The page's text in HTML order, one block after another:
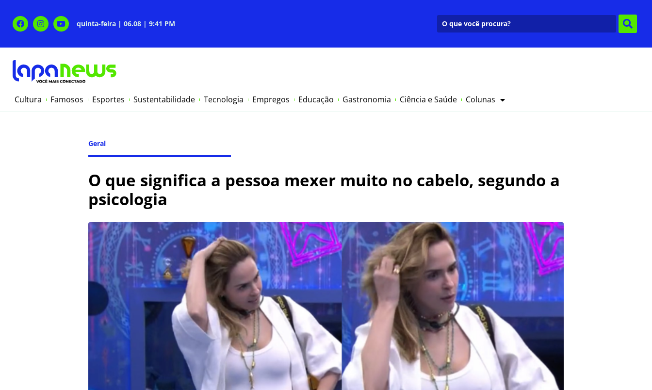
quinta-feira | 06.08 | 9:41 PM
Cultura Famosos Esportes Sustentabilidade Tecnologia Empregos Educação Gastronomia Ciência e Saúde Colunas
Geral
O que significa a pessoa mexer muito no cabelo, segundo a
psicologia